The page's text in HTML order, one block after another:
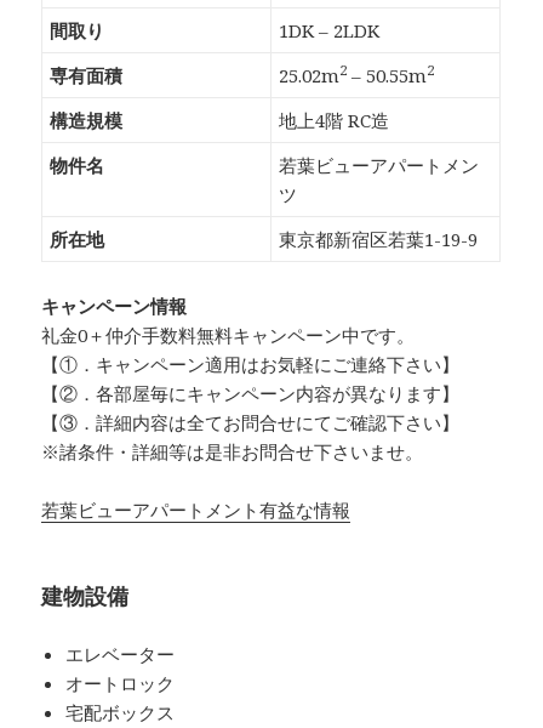
間取り
1DK – 2LDK
専有面積
25.02m2 – 50.55m2
構造規模
地上4階 RC造
物件名
若葉ビューアパートメン
ツ
所在地
東京都新宿区若葉1-19-9
キャンペーン情報
礼金0＋仲介手数料無料キャンペーン中です。
【①．キャンペーン適用はお気軽にご連絡下さい】
【②．各部屋毎にキャンペーン内容が異なります】
【③．詳細内容は全てお問合せにてご確認下さい】
※諸条件・詳細等は是非お問合せ下さいませ。
若葉ビューアパートメント有益な情報
建物設備
エレベーター
オートロック
宅配ボックス